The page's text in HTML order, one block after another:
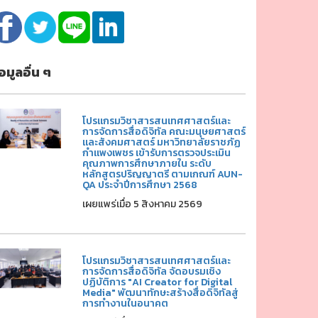
มูลอื่น ๆ
โปรแกรมวิชาสารสนเทศศาสตร์และ
การจัดการสื่อดิจิทัล คณะมนุษยศาสตร์
และสังคมศาสตร์ มหาวิทยาลัยราชภัฏ
กำแพงเพชร เข้ารับการตรวจประเมิน
คุณภาพการศึกษาภายใน ระดับ
หลักสูตรปริญญาตรี ตามเกณฑ์ AUN-
QA ประจำปีการศึกษา 2568
เผยแพร่เมื่อ 5 สิงหาคม 2569
โปรแกรมวิชาสารสนเทศศาสตร์และ
การจัดการสื่อดิจิทัล จัดอบรมเชิง
ปฏิบัติการ "AI Creator for Digital
Media" พัฒนาทักษะสร้างสื่อดิจิทัลสู่
การทำงานในอนาคต